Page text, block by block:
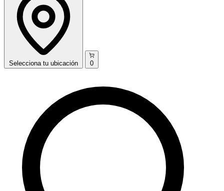
Selecciona tu ubicación 0